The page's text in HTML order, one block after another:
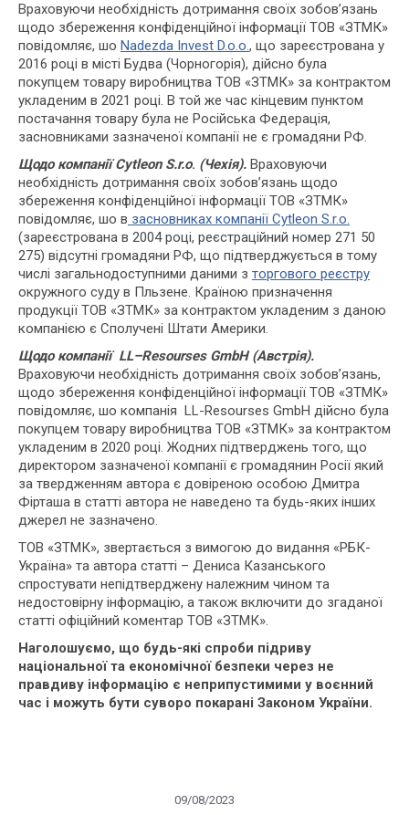
Враховуючи необхідність дотримання своїх зобов’язань
щодо збереження конфіденційної інформації ТОВ «ЗТМК»
повідомляє, шо Nadezda Invest D.o.o., що зареєстрована у
2016 році в місті Будва (Чорногорія), дійсно була
покупцем товару виробництва ТОВ «ЗТМК» за контрактом
укладеним в 2021 році. В той же час кінцевим пунктом
постачання товару була не Російська Федерація,
засновниками зазначеної компанії не є громадяни РФ.
Щодо компанії Cytleon S.r.o. (Чехія). Враховуючи
необхідність дотримання своїх зобов’язань щодо
збереження конфіденційної інформації ТОВ «ЗТМК»
повідомляє, шо в засновниках компанії Cytleon S.r.o.
(зареєстрована в 2004 році, реєстраційний номер 271 50
275) відсутні громадяни РФ, що підтверджується в тому
числі загальнодоступними даними з торгового реєстру
окружного суду в Пльзене. Країною призначення
продукції ТОВ «ЗТМК» за контрактом укладеним з даною
компанією є Сполучені Штати Америки.
Щодо компанії LL–Resourses GmbH(Австрія).
Враховуючи необхідність дотримання своїх зобов’язань,
щодо збереження конфіденційної інформації ТОВ «ЗТМК»
повідомляє, шо компанія LL-Resourses GmbH дійсно була
покупцем товару виробництва ТОВ «ЗТМК» за контрактом
укладеним в 2020 році. Жодних підтверджень того, що
директором зазначеної компанії є громадянин Росії який
за твердженням автора є довіреною особою Дмитра
Фірташа в статті автора не наведено та будь-яких інших
джерел не зазначено.
ТОВ «ЗТМК», звертається з вимогою до видання «РБК-
Україна» та автора статті – Дениса Казанського
спростувати непідтверджену належним чином та
недостовірну інформацію, а також включити до згаданої
статті офіційний коментар ТОВ «ЗТМК».
Наголошуємо, що будь-які спроби підриву
національної та економічної безпеки через не
правдиву інформацію є неприпустимими у воєнний
час і можуть бути суворо покарані Законом України.
09/08/2023